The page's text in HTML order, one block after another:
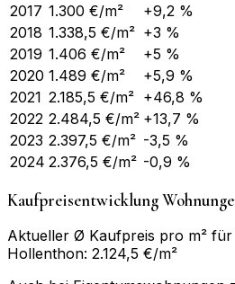
2017 1.300 €/m²
+9,2 %
2018 1.338,5 €/m² +3 %
2019 1.406 €/m²
+5 %
2020 1.489 €/m²
+5,9 %
2021 2.185,5 €/m² +46,8 %
2022 2.484,5 €/m² +13,7 %
2023 2.397,5 €/m² -3,5 %
2024 2.376,5 €/m² -0,9 %
Kaufpreisentwicklung
Aktueller Ø Kaufpreis pro m²
Hollenthon: 2.124,5 €/m²